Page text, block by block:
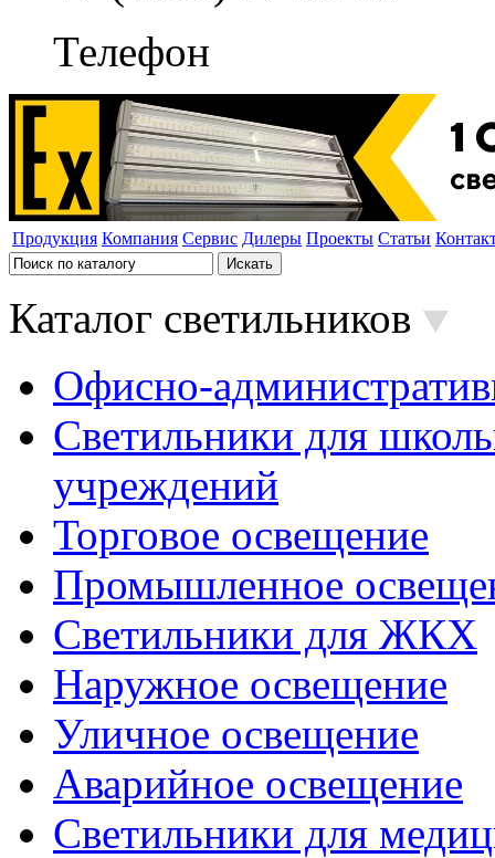
Телефон
Продукция Компания Сервис Дилеры Проекты Статьи
Каталог светильников
Офисно-
Светильники для
учреждений
Торговое освещение
Промышленное
Светильники для ЖКХ
Наружное освещение
Уличное освещение
Аварийное освещение
Светильники для